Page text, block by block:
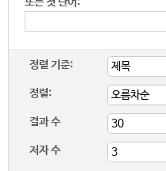
정렬 기준:
정렬:
결과 수
저자 수